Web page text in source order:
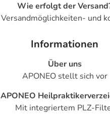
Wie erfolgt der
Versandmöglichkeiten- und
Informationen
Über uns
APONEO stellt sich vor
APONEO
Mit integriertem PLZ-